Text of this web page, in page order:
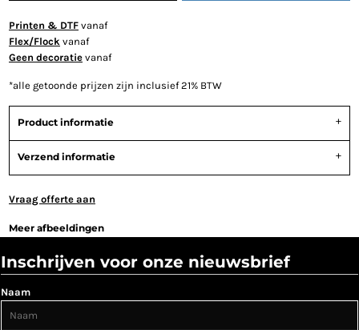
Printen & DTF vanaf
Flex/Flock vanaf
Geen decoratie vanaf
*alle getoonde prijzen zijn inclusief 21% BTW
Product informatie
Verzend informatie
Vraag offerte aan
Meer afbeeldingen
Inschrijven voor onze nieuwsbrief
Naam